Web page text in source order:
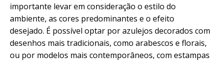
importante levar em consideração o estilo do
ambiente, as cores predominantes e o efeito
desejado. É possível optar por azulejos decorados com
desenhos mais tradicionais, como arabescos e florais,
ou por modelos mais contemporâneos, com estampas